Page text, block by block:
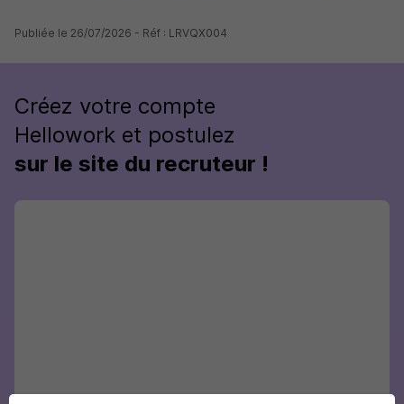
Publiée le 26/07/2026 - Réf : LRVQX004
Créez votre compte
Hellowork et postulez
sur le site du recruteur !